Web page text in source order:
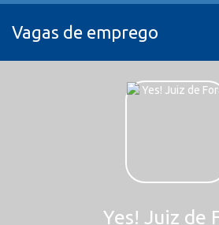
Vagas de emprego
Yes! Juiz de